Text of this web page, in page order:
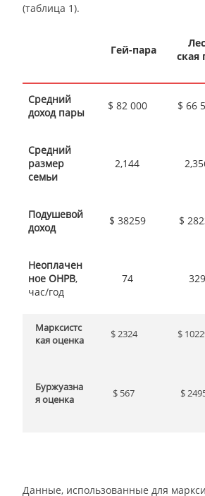
(таблица 1).
Гей-пара
ская
Средний
доход пары
$ 82 000 $ 66
Средний
размер
семьи
2,144
Подушевой
доход
$ 38259 $
Неоплачен
ное ОНРВ,
час/год
74 329
Буржуазна
я оценка
$ 567 $
Марксистс
кая оценка
$ 2324 $
Данные, использованные для